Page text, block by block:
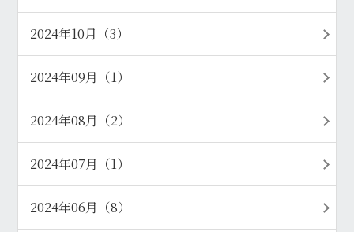
2024年10月（3）
2024年09月（1）
2024年08月（2）
2024年07月（1）
2024年06月（8）